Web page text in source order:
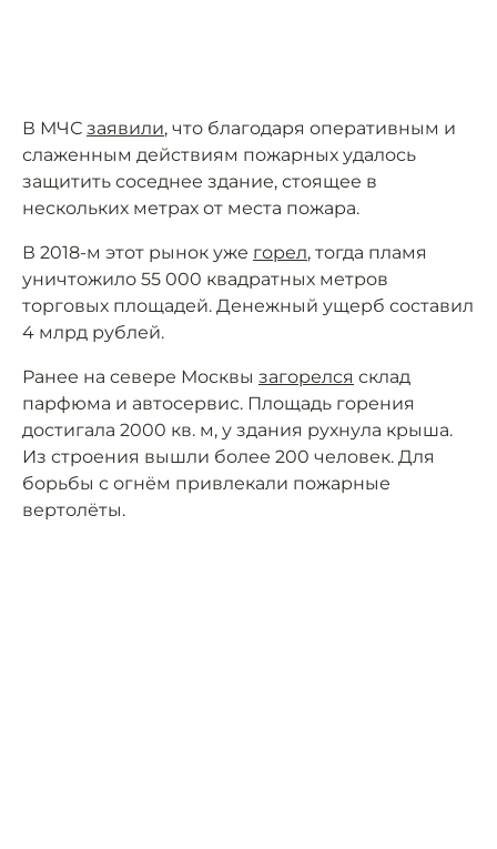
В МЧС заявили, что благодаря оперативным и
слаженным действиям пожарных удалось
защитить соседнее здание, стоящее в
нескольких метрах от места пожара.
В 2018-м этот рынок уже горел, тогда пламя
уничтожило 55 000 квадратных метров
торговых площадей. Денежный ущерб составил
4 млрд рублей.
Ранее на севере Москвы загорелся склад
парфюма и автосервис. Площадь горения
достигала 2000 кв. м, у здания рухнула крыша.
Из строения вышли более 200 человек. Для
борьбы с огнём привлекали пожарные
вертолёты.